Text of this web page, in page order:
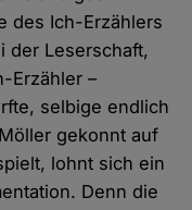
des Ich-Erzählers
der Leserschaft,
Erzähler –
selbige endlich
gekonnt auf
lohnt sich ein
Denn die